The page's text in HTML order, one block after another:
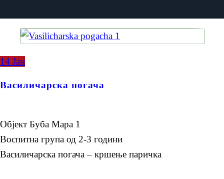
14 Јан
Василичарска погача
Објект Буба Мара 1
Воспитна група од 2-3 години
Василичарска погача – кршење паричка